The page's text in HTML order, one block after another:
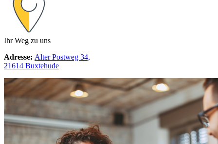
Ihr Weg zu uns
Adresse: Alter Postweg 34,
21614 Buxtehude